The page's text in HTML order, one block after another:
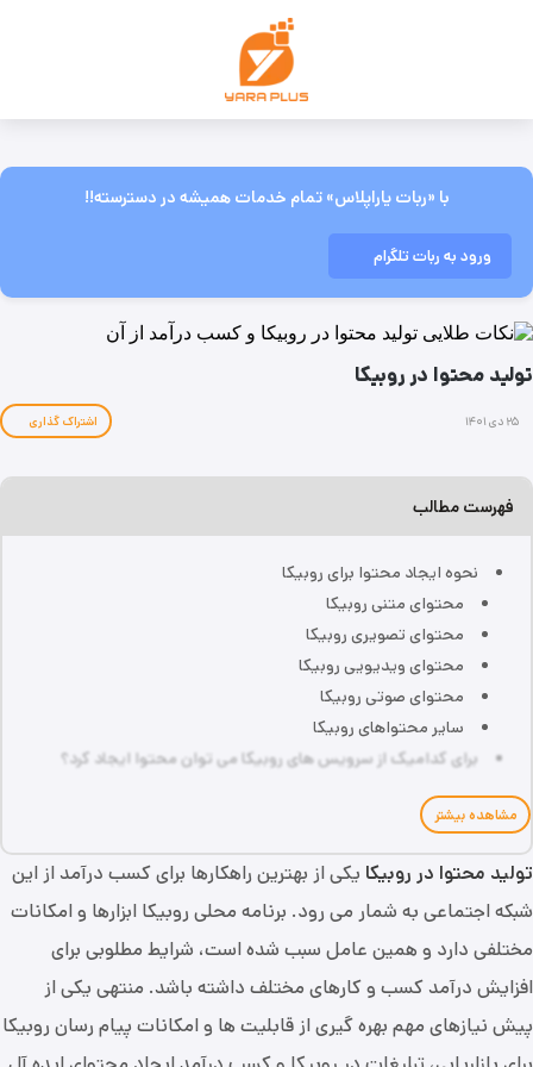
با «ربات یاراپلاس» تمام خدمات همیشه در دسترسته!!
ورود به ربات تلگرام
تولید محتوا در روبیکا
۲۵ دی ۱۴۰۱ اشتراک گذاری
فهرست مطالب
نحوه ایجاد محتوا برای روبیکا
محتوای متنی روبیکا
محتوای تصویری روبیکا
محتوای ویدیویی روبیکا
محتوای صوتی روبیکا
سایر محتواهای روبیکا
برای کدامیک از سرویس های روبیکا می توان محتوا ایجاد کرد؟
مشاهده بیشتر
تولید محتوا در روبیکا یکی از بهترین راهکارها برای کسب درآمد از این
شبکه اجتماعی به شمار می رود. برنامه محلی روبیکا ابزارها و امکانات
مختلفی دارد و همین عامل سبب شده است، شرایط مطلوبی برای
افزایش درآمد کسب و کارهای مختلف داشته باشد. منتهی یکی از
پیش نیازهای مهم بهره گیری از قابلیت ها و امکانات پیام رسان روبیکا